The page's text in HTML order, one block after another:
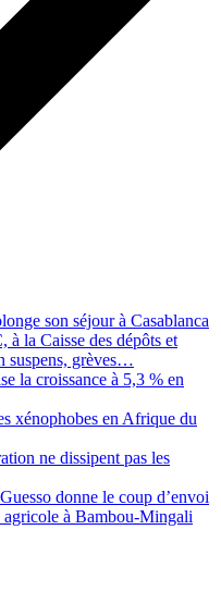
son séjour à Casablanca
la Caisse des dépôts et
suspens, grèves…
la croissance à 5,3 % en
xénophobes en Afrique du
ne dissipent pas les
donne le coup d’envoi
agricole à Bambou-Mingali